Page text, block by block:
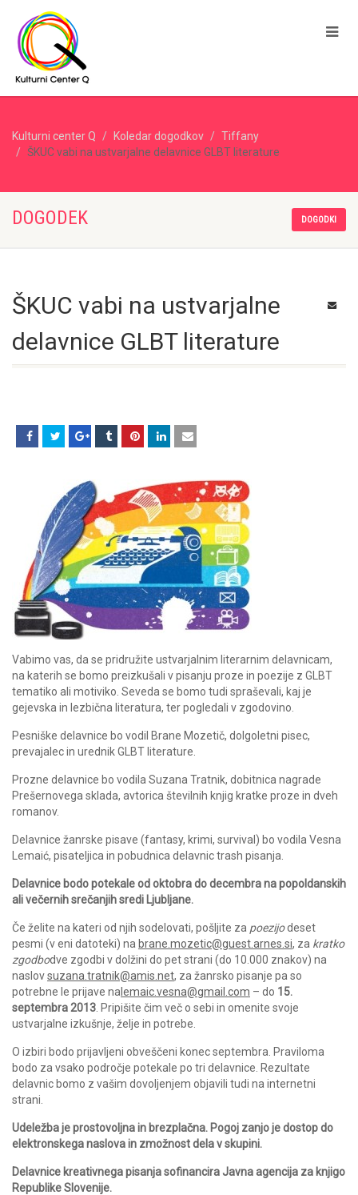
Kulturni center Q Koledar dogodkov
Tiffany
ŠKUC vabi na ustvarjalne delavnice GLBT literature
DOGODEK DOGODKI
ŠKUC vabi na ustvarjalne
delavnice GLBT literature
Vabimo vas, da se pridružite ustvarjalnim literarnim delavnicam,
na katerih se bomo preizkušali v pisanju proze in poezije z GLBT
tematiko ali motiviko. Seveda se bomo tudi spraševali, kaj je
gejevska in lezbična literatura, ter pogledali v zgodovino.
Pesniške delavnice bo vodil Brane Mozetič, dolgoletni pisec,
prevajalec in urednik GLBT literature.
Prozne delavnice bo vodila Suzana Tratnik, dobitnica nagrade
Prešernovega sklada, avtorica številnih knjig kratke proze in dveh
romanov.
Delavnice žanrske pisave (fantasy, krimi, survival) bo vodila Vesna
Lemaić, pisateljica in pobudnica delavnic trash pisanja.
Delavnice bodo potekale od oktobra do decembra na popoldanskih
ali večernih srečanjih sredi Ljubljane.
Če želite na kateri od njih sodelovati, pošljite za poezijodeset
pesmi (v eni datoteki) na brane.mozetic@guest.arnes.si, za kratko
zgodbodve zgodbi v dolžini do pet strani (do 10.000 znakov) na
naslovsuzana.tratnik@amis.net, za žanrsko pisanje pa so
potrebne le prijave na lemaic.vesna@gmail.com – do 15.
septembra 2013 . Pripišite čim več o sebi in omenite svoje
ustvarjalne izkušnje, želje in potrebe.
O izbiri bodo prijavljeni obveščeni konec septembra. Praviloma
bodo za vsako področje potekale po tri delavnice. Rezultate
delavnic bomo z vašim dovoljenjem objavili tudi na internetni
strani.
Udeležba je prostovoljna in brezplačna. Pogoj zanjo je dostop do
elektronskega naslova in zmožnost dela v skupini.
Delavnice kreativnega pisanja sofinancira Javna agencija za knjigo
Republike Slovenije.